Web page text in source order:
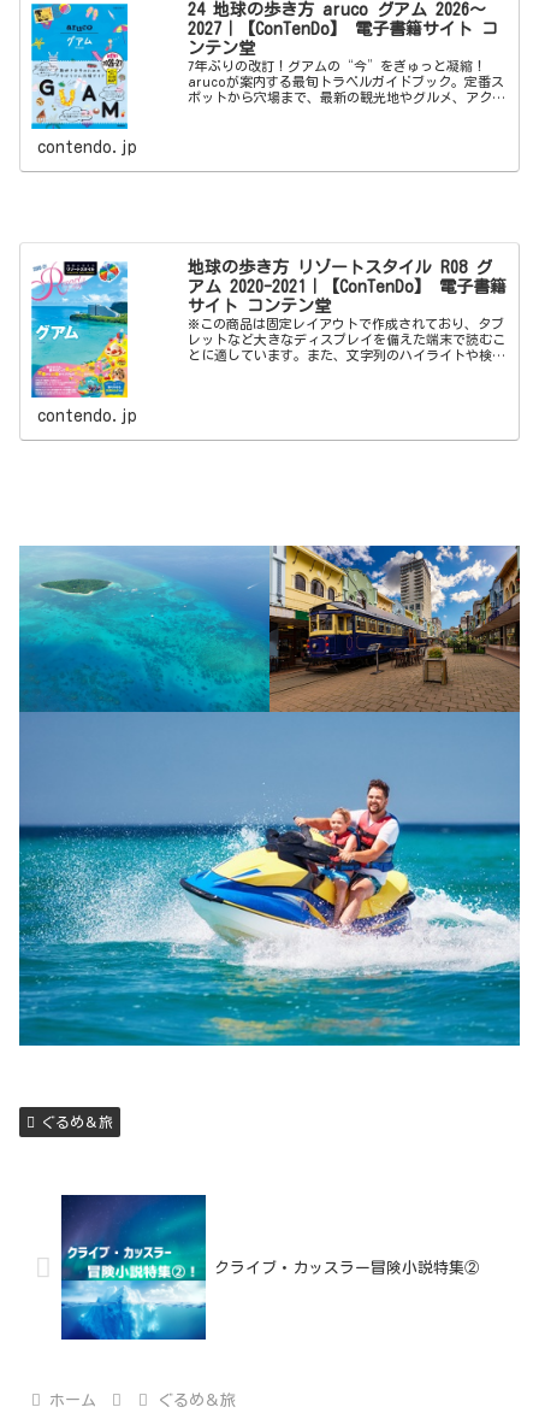
24 地球の歩き方 aruco グアム 2026～
2027｜【ConTenDo】 電子書籍サイト コ
ンテン堂
7年ぶりの改訂！グアムの“今”をぎゅっと凝縮！
arucoが案内する最旬トラベルガイドブック。定番ス
ポットから穴場まで、最新の観光地やグルメ、アクテ
contendo.jp
地球の歩き方 リゾートスタイル R08 グ
アム 2020-2021｜【ConTenDo】 電子書籍
サイト コンテン堂
※この商品は固定レイアウトで作成されており、タブ
レットなど大きなディスプレイを備えた端末で読むこ
とに適しています。また、文字列のハイライトや検
contendo.jp
ぐるめ＆旅
クライブ・カッスラー冒険小説特集②
ホーム ぐるめ＆旅